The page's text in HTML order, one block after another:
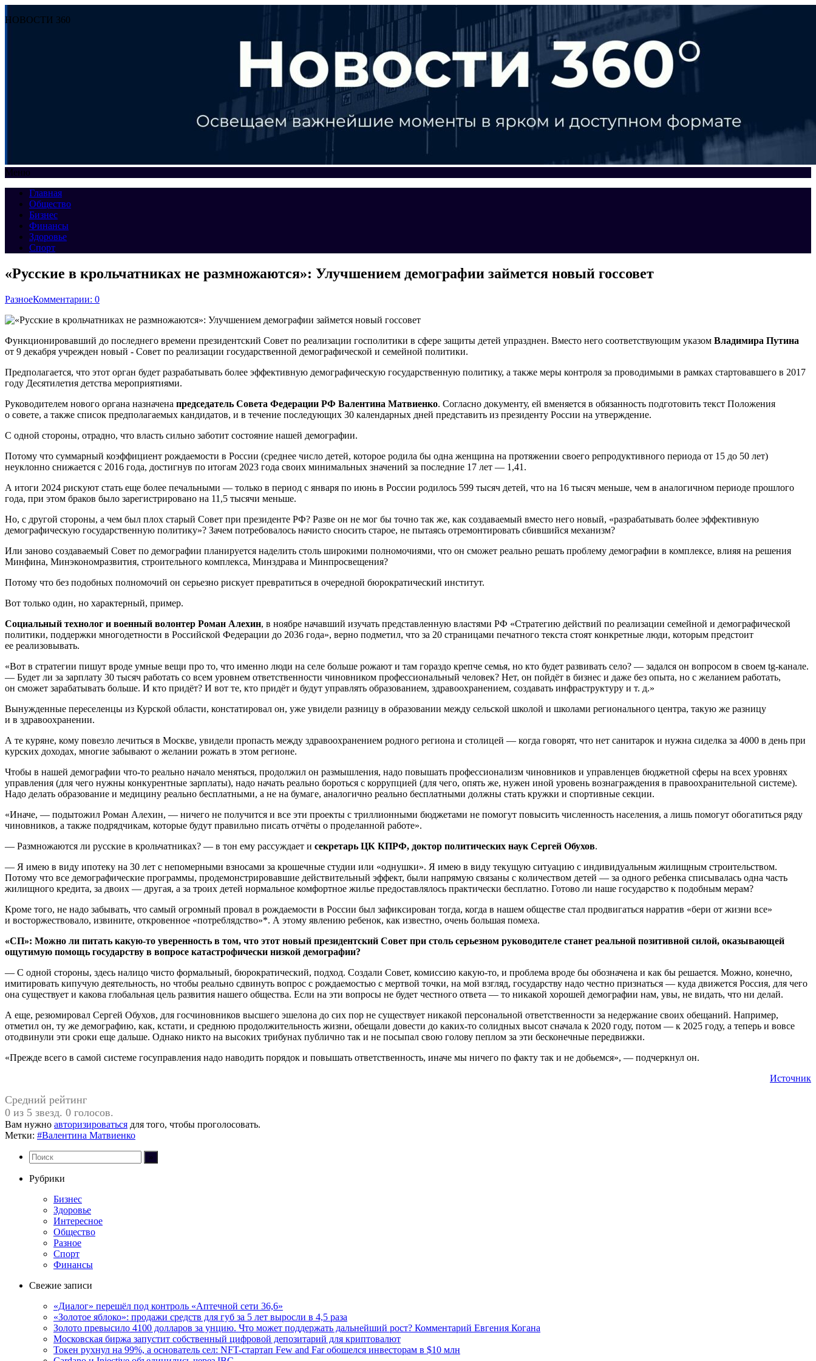
НОВОСТИ 360
Меню
Главная
Общество
Бизнес
Финансы
Здоровье
Спорт
«Русские в крольчатниках не размножаются»: Улучшением демографии займется новый госсовет
РазноеКомментарии: 0
Функционировавший до последнего времени президентский Совет по реализации госполитики в сфере защиты детей упразднен. Вместо него соответствующим указом Владимира Путина
от 9 декабря учрежден новый ­- Совет по реализации государственной демографической и семейной политики.
Предполагается, что этот орган будет разрабатывать более эффективную демографическую государственную политику, а также меры контроля за проводимыми в рамках стартовавшего в 2017
году Десятилетия детства мероприятиями.
Руководителем нового органа назначена председатель Совета Федерации РФ Валентина Матвиенко. Согласно документу, ей вменяется в обязанность подготовить текст Положения
о совете, а также список предполагаемых кандидатов, и в течение последующих 30 календарных дней представить из президенту России на утверждение.
С одной стороны, отрадно, что власть сильно заботит состояние нашей демографии.
Потому что суммарный коэффициент рождаемости в России (среднее число детей, которое родила бы одна женщина на протяжении своего репродуктивного периода от 15 до 50 лет)
неуклонно снижается с 2016 года, достигнув по итогам 2023 года своих минимальных значений за последние 17 лет — 1,41.
А итоги 2024 рискуют стать еще более печальными — только в период с января по июнь в России родилось 599 тысяч детей, что на 16 тысяч меньше, чем в аналогичном периоде прошлого
года, при этом браков было зарегистрировано на 11,5 тысячи меньше.
Но, с другой стороны, а чем был плох старый Совет при президенте РФ? Разве он не мог бы точно так же, как создаваемый вместо него новый, «разрабатывать более эффективную
демографическую государственную политику»? Зачем потребовалось начисто сносить старое, не пытаясь отремонтировать сбившийся механизм?
Или заново создаваемый Совет по демографии планируется наделить столь широкими полномочиями, что он сможет реально решать проблему демографии в комплексе, влияя на решения
Минфина, Минэкономразвития, строительного комплекса, Минздрава и Минпросвещения?
Потому что без подобных полномочий он серьезно рискует превратиться в очередной бюрократический институт.
Вот только один, но характерный, пример.
Социальный технолог и военный волонтер Роман Алехин, в ноябре начавший изучать представленную властями РФ «Стратегию действий по реализации семейной и демографической
политики, поддержки многодетности в Российской Федерации до 2036 года», верно подметил, что за 20 страницами печатного текста стоят конкретные люди, которым предстоит
ее реализовывать.
«Вот в стратегии пишут вроде умные вещи про то, что именно люди на селе больше рожают и там гораздо крепче семья, но кто будет развивать село? — задался он вопросом в своем tg-канале.
— Будет ли за зарплату 30 тысяч работать со всем уровнем ответственности чиновником профессиональный человек? Нет, он пойдёт в бизнес и даже без опыта, но с желанием работать,
он сможет зарабатывать больше. И кто придёт? И вот те, кто придёт и будут управлять образованием, здравоохранением, создавать инфраструктуру и т. д.»
Вынужденные переселенцы из Курской области, констатировал он, уже увидели разницу в образовании между сельской школой и школами регионального центра, такую же разницу
и в здравоохранении.
А те куряне, кому повезло лечиться в Москве, увидели пропасть между здравоохранением родного региона и столицей — когда говорят, что нет санитарок и нужна сиделка за 4000 в день при
курских доходах, многие забывают о желании рожать в этом регионе.
Чтобы в нашей демографии что-то реально начало меняться, продолжил он размышления, надо повышать профессионализм чиновников и управленцев бюджетной сферы на всех уровнях
управления (для чего нужны конкурентные зарплаты), надо начать реально бороться с коррупцией (для чего, опять же, нужен иной уровень вознаграждения в правоохранительной системе).
Надо делать образование и медицину реально бесплатными, а не на бумаге, аналогично реально бесплатными должны стать кружки и спортивные секции.
«Иначе, — подытожил Роман Алехин, — ничего не получится и все эти проекты с триллионными бюджетами не помогут повысить численность населения, а лишь помогут обогатиться ряду
чиновников, а также подрядчикам, которые будут правильно писать отчёты о проделанной работе».
— Размножаются ли русские в крольчатниках? — в тон ему рассуждает и секретарь ЦК КПРФ, доктор политических наук Сергей Обухов.
— Я имею в виду ипотеку на 30 лет с непомерными взносами за крошечные студии или «однушки». Я имею в виду текущую ситуацию с индивидуальным жилищным строительством.
Потому что все демографические программы, продемонстрировавшие действительный эффект, были напрямую связаны с количеством детей — за одного ребенка списывалась одна часть
жилищного кредита, за двоих — другая, а за троих детей нормальное комфортное жилье предоставлялось практически бесплатно. Готово ли наше государство к подобным мерам?
Кроме того, не надо забывать, что самый огромный провал в рождаемости в России был зафиксирован тогда, когда в нашем обществе стал продвигаться нарратив «бери от жизни все»
и восторжествовало, извините, откровенное «потреблядство»*. А этому явлению ребенок, как известно, очень большая помеха.
«СП»: Можно ли питать какую-то уверенность в том, что этот новый президентский Совет при столь серьезном руководителе станет реальной позитивной силой, оказывающей
ощутимую помощь государству в вопросе катастрофически низкой демографии?
— С одной стороны, здесь налицо чисто формальный, бюрократический, подход. Создали Совет, комиссию какую-то, и проблема вроде бы обозначена и как бы решается. Можно, конечно,
имитировать кипучую деятельность, но чтобы реально сдвинуть вопрос с рождаемостью с мертвой точки, на мой взгляд, государству надо честно признаться — куда движется Россия, для чего
она существует и какова глобальная цель развития нашего общества. Если на эти вопросы не будет честного ответа — то никакой хорошей демографии нам, увы, не видать, что ни делай.
А еще, резюмировал Сергей Обухов, для госчиновников высшего эшелона до сих пор не существует никакой персональной ответственности за недержание своих обещаний. Например,
отметил он, ту же демографию, как, кстати, и среднюю продолжительность жизни, обещали довести до каких-то солидных высот сначала к 2020 году, потом — к 2025 году, а теперь и вовсе
отодвинули эти сроки еще дальше. Однако никто на высоких трибунах публично так и не посыпал свою голову пеплом за эти бесконечные передвижки.
«Прежде всего в самой системе госуправления надо наводить порядок и повышать ответственность, иначе мы ничего по факту так и не добьемся», — подчеркнул он.
Источник
Средний рейтинг
0 из 5 звезд. 0 голосов.
Вам нужно авторизироваться для того, чтобы проголосовать.
Метки: #Валентина Матвиенко
Рубрики
Бизнес
Здоровье
Интересное
Общество
Разное
Спорт
Финансы
Свежие записи
«Диалог» перешёл под контроль «Аптечной сети 36,6»
«Золотое яблоко»: продажи средств для губ за 5 лет выросли в 4,5 раза
Золото превысило 4100 долларов за унцию. Что может поддержать дальнейший рост? Комментарий Евгения Когана
Московская биржа запустит собственный цифровой депозитарий для криптовалют
Токен рухнул на 99%, а основатель сел: NFT-стартап Few and Far обошелся инвесторам в $10 млн